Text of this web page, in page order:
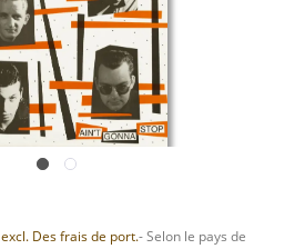
excl. Des frais de port.- Selon le pays de